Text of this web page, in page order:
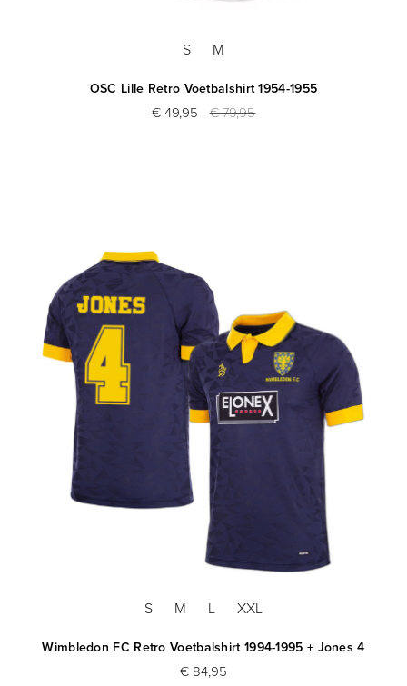
S M
OSC Lille Retro Voetbalshirt 1954-1955
€ 49,95 € 79,95
S M L XXL
Wimbledon FC Retro Voetbalshirt 1994-1995 + Jones 4
€ 84,95